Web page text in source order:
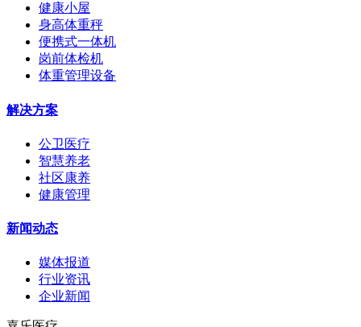
健康小屋
身高体重秤
便携式一体机
岗前体检机
体重管理设备
解决方案
公卫医疗
智慧养老
社区康养
健康管理
新闻动态
媒体报道
行业资讯
企业新闻